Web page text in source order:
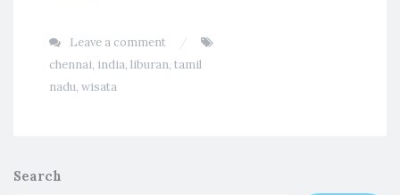
Leave a comment
chennai, india, liburan, tamil
nadu, wisata
Search